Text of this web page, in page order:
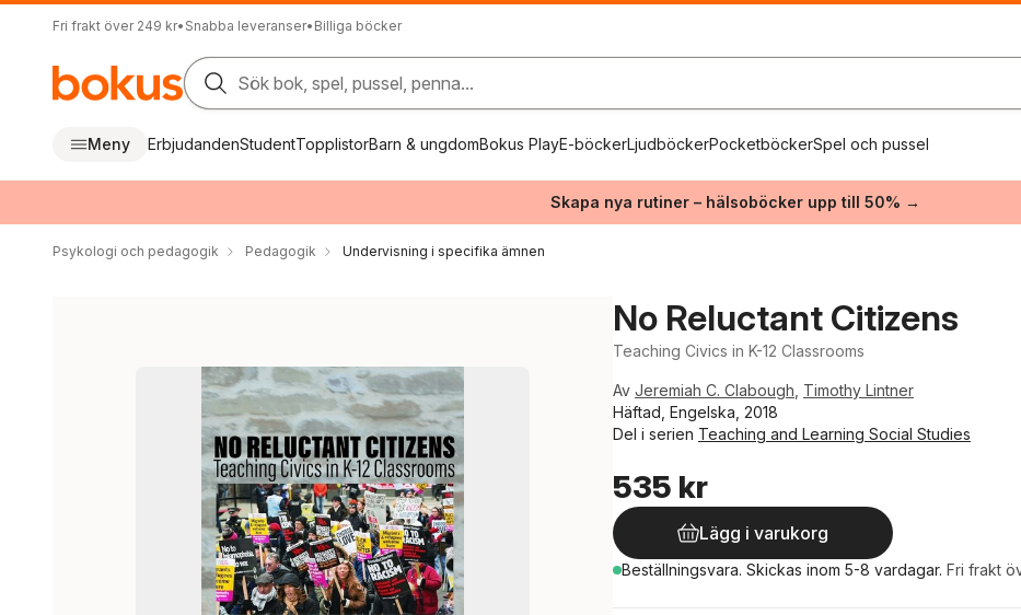
Fri frakt över 249 kr• Snabba leveranser• Billiga böcker
Sök bok, spel, pussel, penna...
Meny ErbjudandenStudentTopplistorBarn & ungdomBokus PlayE-böckerLjudböckerPocketböckerSpel och pussel
Skapa nya rutiner – hälsoböcker upp till 50% →
Psykologi och pedagogik Pedagogik Undervisning i specifika ämnen
No Reluctant Citizens
Teaching Civics in K-12 Classrooms
Av Jeremiah C. Clabough Timothy Lintner
Häftad, Engelska, 2018
Del i serien Teaching and Learning Social Studies
535 kr
Lägg i varukorg
Beställningsvara. Skickas inom 5-8 vardagar. Fri frakt